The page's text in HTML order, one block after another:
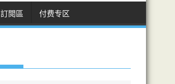
訂閲區 付费专区